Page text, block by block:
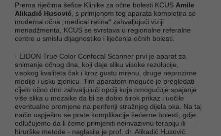
Prema riječima šefice Klinike za očne bolesti KCUS Amile
Alikadić Husović , s primjenom tog aparata kompletira se
moderna očna „medical retina“ zahvaljujući viziji
menadžmenta, KCUS se svrstava u regionalne referalne
centre u smislu dijagnostike i liječenja očnih bolesti.
- EIDON True Color Confocal Scanner prvi je aparat za
snimanje očnog dna, koji daje sliku visoke rezolucije,
visokog kvaliteta čak i kroz gustu mrenu, druge neprozirne
medije i usku zjenicu. Tim aparatom moguće je pregledati
cijelo očno dno zahvaljujući opciji koja omogućuje spajanje
više slika u mozaike da bi se dobio širok prikaz i uočile
eventualne promjene na periferiji stražnjeg dijela oka. Na taj
način uspješno se prate komplikacije šećerne bolesti, gdje
odlučujemo da li ćemo primjeniti neinvazivnu terapiju ili
hirurške metode - naglasila je prof. dr. Alikadić Husović.